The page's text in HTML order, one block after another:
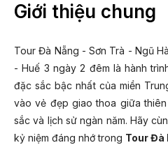
Giới thiệu chung
Tour Đà Nẵng - Sơn Trà - Ngũ
- Huế 3 ngày 2 đêm là hành
đặc sắc bậc nhất của miền
vào vẻ đẹp giao thoa giữa
sắc và lịch sử ngàn năm. Hãy
kỷ niệm đáng nhớ trong Tour Đà